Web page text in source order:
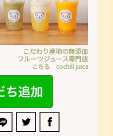
こだわり産地の無添加
フルーツジュース専門店
こちる cochill juice